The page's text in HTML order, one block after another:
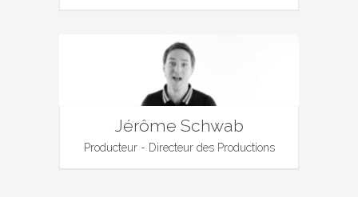
Jérôme Schwab
Producteur - Directeur des Productions